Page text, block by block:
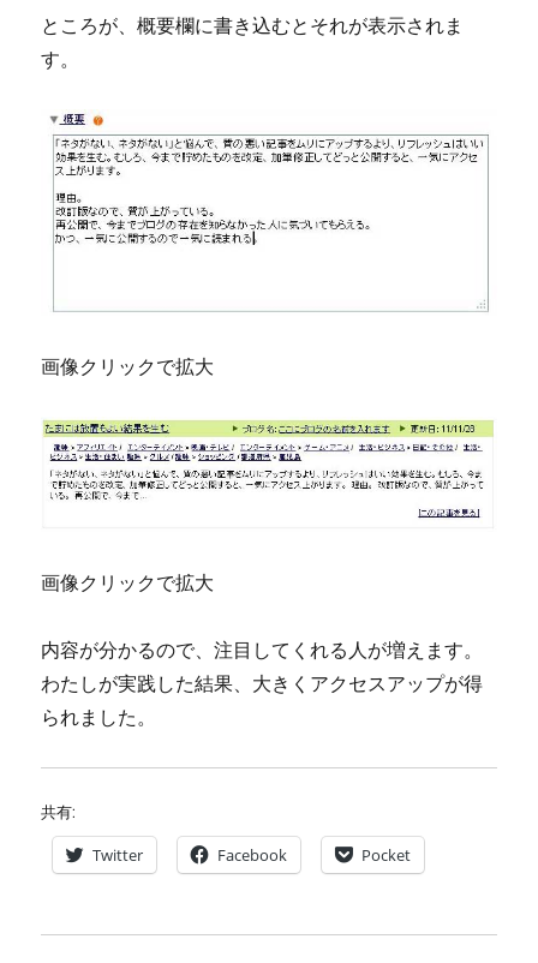
ところが、概要欄に書き込むとそれが表示されま
す。
画像クリックで拡大
画像クリックで拡大
内容が分かるので、注目してくれる人が増えます。
わたしが実践した結果、大きくアクセスアップが得
られました。
共有:
Twitter Facebook Pocket